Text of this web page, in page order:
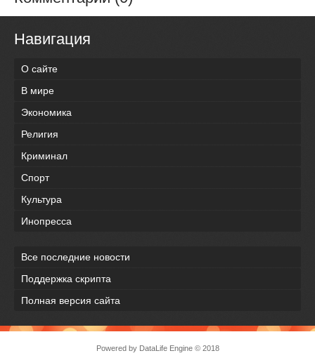
Навигация
О сайте
В мире
Экономика
Религия
Криминал
Спорт
Культура
Инопресса
Все последние новости
Поддержка скрипта
Полная версия сайта
Powered by DataLife Engine© 2018